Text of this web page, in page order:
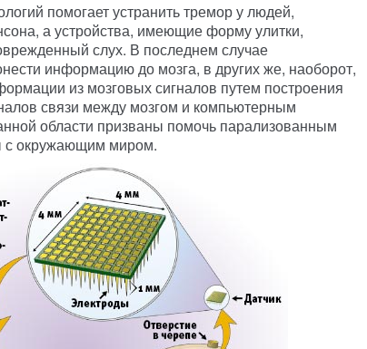
помогает устранить тремор у людей,
а устройства, имеющие форму улитки,
слух. В последнем случае
информацию до мозга, в других же, наоборот,
из мозговых сигналов путем построения
связи между мозгом и компьютерным
области призваны помочь парализованным
с окружающим миром.